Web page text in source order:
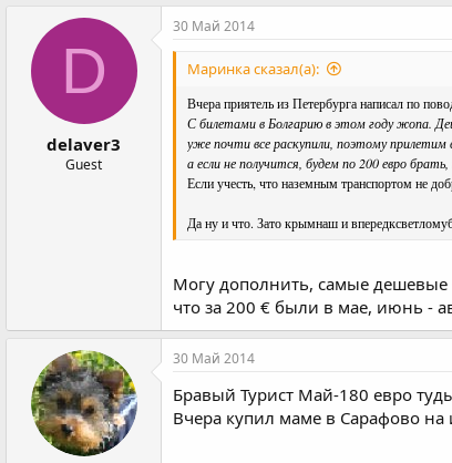
D
delaver3
Guest
30 Май 2014
Маринка сказал(а):
Вчера приятель из Петербурга написал по
С билетами в Болгарию в этом году жопа.
уже почти все раскупили, поэтому прилетим
а если не получится, будем по 200 евро
Если учесть, что наземным транспортом не
Да ну и что. Зато крымнаш и
Могу дополнить, самые дешевые
что за 200 € были в мае, июнь -
30 Май 2014
Бравый Турист Май-180 евро
Вчера купил маме в Сарафово